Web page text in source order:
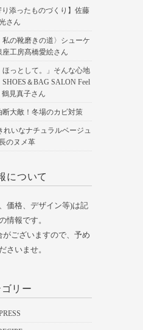
り添ったものづくり】佐藤
さん
私の靴磨きの道〉シューケ
座工房髙橋愛絵さん
ほっとして。」そんな心地
＆BAG SALON Feel
鶴見真子さん
大敵！冬場のカビ対策
いなナチュラルベージュ
のヌメ革
について
価格、デザイン等)は記
情報です。
ございますので、予め
さいませ。
リー